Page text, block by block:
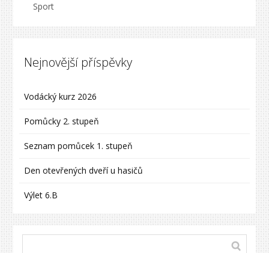
Sport
Nejnovější příspěvky
Vodácký kurz 2026
Pomůcky 2. stupeň
Seznam pomůcek 1. stupeň
Den otevřených dveří u hasičů
Výlet 6.B